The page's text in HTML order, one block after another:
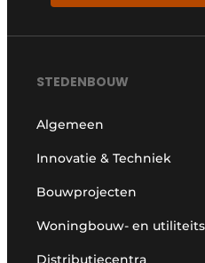
STEDENBOUW
Algemeen
Innovatie & Techniek
Bouwprojecten
Woningbouw- en
Distributiecentra